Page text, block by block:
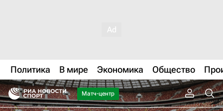
Политика В мире Экономика Общество
Матч-центр